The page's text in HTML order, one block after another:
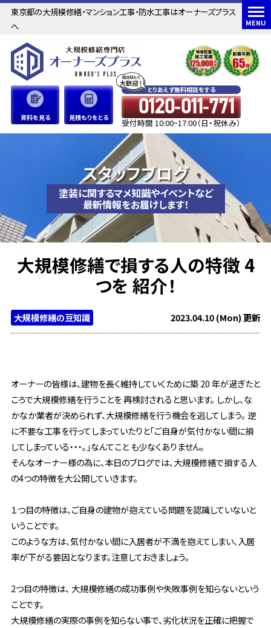
MENU
東京都の大規模修繕・マンション工事・防水工事はオーナーズプラス
へ
資料を見る 見積もりをとる
とりあえず無料相談をする
0120-011-771
受付時間 10:00~17:00（日・祝休み）
スタッフブログ
塗装に関するマメ知識やイベントなど
最新情報をお届けします！
大規模修繕で損する人の特徴 4
つを 紹介！
大規模修繕の豆知識 2023.04.10 (Mon) 更新
オーナーの皆様は、建物を長く維持していくために築 20 年が過ぎたと
ころで大規模修繕を行うことを 再検討されると思います。 しかし、な
かなか業者が決められず、大規模修繕を行う機会を逃してしまう。 逆
に不要な工事を行ってしまっていたりと「ご自身が気付かない間に損
してしまっている・・・。」なんてこと も少なくありません。
そんなオーナー様の為に、本日のブログでは、大規模修繕で損する人
の4つの特徴を大公開していきます。
１つ目の特徴は、ご自身の建物が抱えている問題を認識していないと
いうことです。
このような方は、気付かない間に入居者が不満を抱えてしまい、入居
率が下がる要因となります。注意しておきましょう。
2つ目の特徴は、 大規模修繕の成功事例や失敗事例を知らないという
ことです。
大規模修繕の実際の事例を知らない事で、劣化状況を正確に把握で